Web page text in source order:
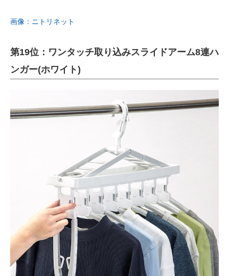
画像：ニトリネット
第19位：ワンタッチ取り込みスライドアーム8連ハ
ンガー(ホワイト)